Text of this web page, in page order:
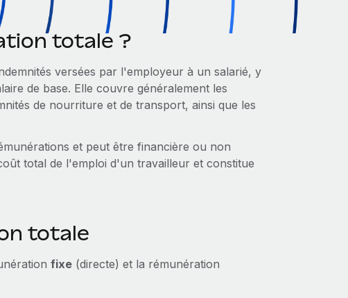
totale ?
versées par l'employeur à un salarié, y
de base. Elle couvre généralement les
de nourriture et de transport, ainsi que les
et peut être financière ou non
total de l'emploi d'un travailleur et constitue
totale
fixe(directe) et la rémunération